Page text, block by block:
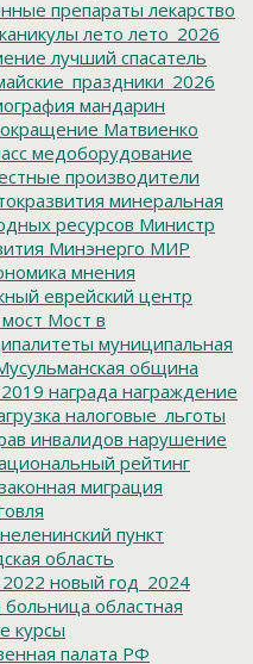
препараты лекарство
лето лето_2026
лучший спасатель
мандарин
Матвиенко
медоборудование
производители
минеральная
ресурсов Министр
Минэнерго МИР
мнения
еврейский центр
мост Мост в
муниципальная
община
награда награждение
налоговые_льготы
инвалидов нарушение
рейтинг
миграция
пункт
область
новый год_2024
больница областная
курсы
палата РФ